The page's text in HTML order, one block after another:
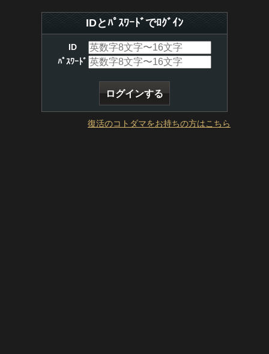
IDとﾊﾟｽﾜｰﾄﾞでﾛｸﾞｲﾝ
ID
ﾊﾟｽﾜｰﾄﾞ
復活のコトダマをお持ちの方はこちら